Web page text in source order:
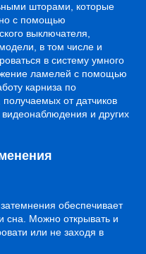
шторами, которые
с помощью
выключателя,
в том числе и
в систему умного
ламелей с помощью
карниза по
от датчиков
и других
обеспечивает
сна. Можно открывать и
или не заходя в